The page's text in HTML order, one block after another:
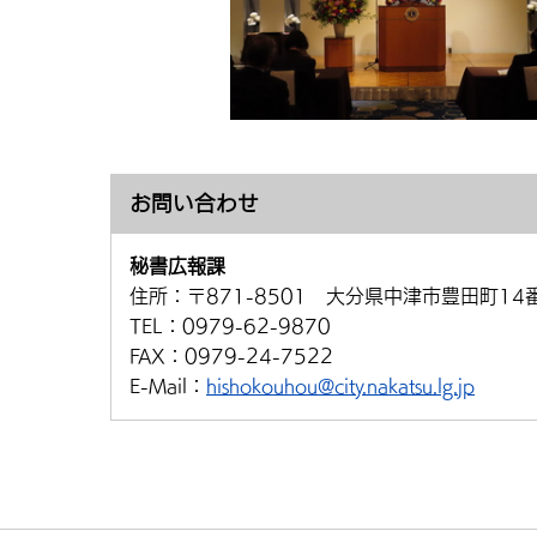
お問い合わせ
秘書広報課
住所： 〒871-8501 大分県中津市豊田町14
TEL： 0979-62-9870
FAX： 0979-24-7522
E-Mail： hishokouhou@city.nakatsu.lg.jp